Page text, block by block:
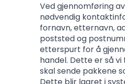
Ved gjennomføring
nødvendig
fornavn, etternavn,
poststed og
etterspurt for å
handel. Dette er så
skal sende pakkene